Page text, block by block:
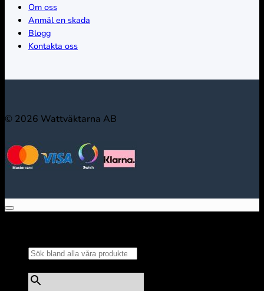
Om oss
Anmäl en skada
Blogg
Kontakta oss
© 2026 Wattväktarna AB